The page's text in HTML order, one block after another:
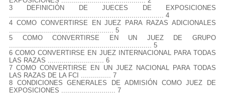
3 DEFINICIÓN DE JUECES DE EXPOSICIONES
............................................................................. 4
4 COMO CONVERTIRSE EN JUEZ PARA RAZAS ADICIONALES
.................................................... 5
5 COMO CONVERTIRSE EN UN JUEZ DE GRUPO
....................................................................... 5
6 COMO CONVERTIRSE EN JUEZ INTERNACIONAL PARA TODAS
LAS RAZAS ............................ 6
7 COMO CONVERTIRSE EN UN JUEZ NACIONAL PARA TODAS
LAS RAZAS DE LA FCI ............... 7
8 CONDICIONES GENERALES DE ADMISIÓN COMO JUEZ DE
EXPOSICIONES ........................... 7